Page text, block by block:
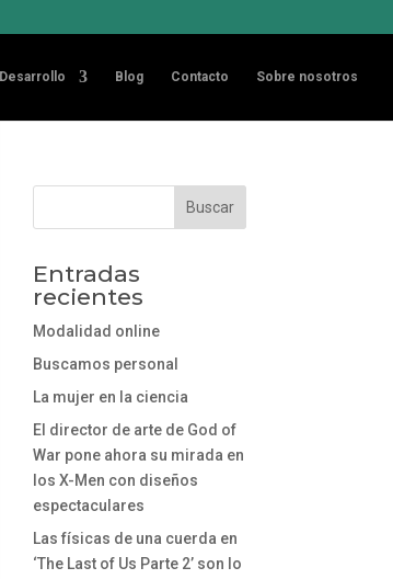
Desarrollo Blog Contacto Sobre nosotros
Entradas
recientes
Modalidad online
Buscamos personal
La mujer en la ciencia
El director de arte de God of
War pone ahora su mirada en
los X-Men con diseños
espectaculares
Las físicas de una cuerda en
‘The Last of Us Parte 2’ son lo